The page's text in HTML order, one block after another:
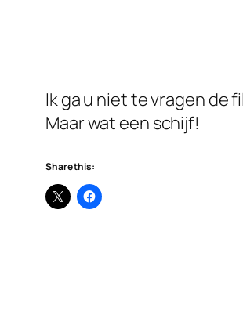
Ik ga u niet te vragen de
Maar wat een schijf!
Share this: